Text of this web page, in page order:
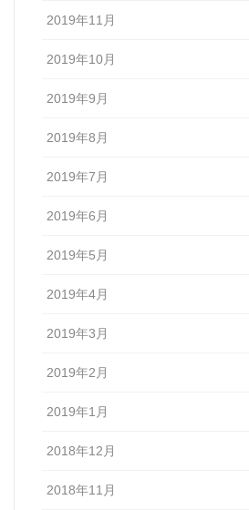
2019年11月
2019年10月
2019年9月
2019年8月
2019年7月
2019年6月
2019年5月
2019年4月
2019年3月
2019年2月
2019年1月
2018年12月
2018年11月